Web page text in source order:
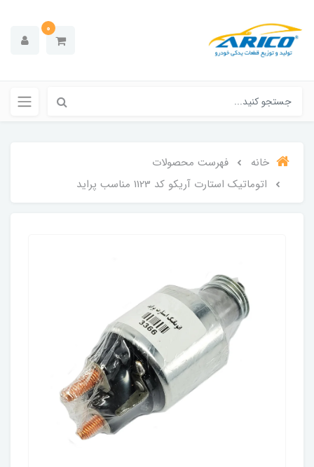
0
خانه
فهرست محصولات
اتوماتیک استارت آریکو کد 1123 مناسب پراید